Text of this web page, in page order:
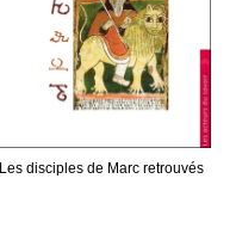
Les disciples de Marc retrouvés